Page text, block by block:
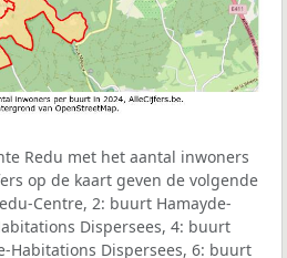
Redu met het aantal inwoners
op de kaart geven de volgende
Centre, 2: buurt Hamayde-
Dispersees, 4: buurt
Habitations Dispersees, 6: buurt